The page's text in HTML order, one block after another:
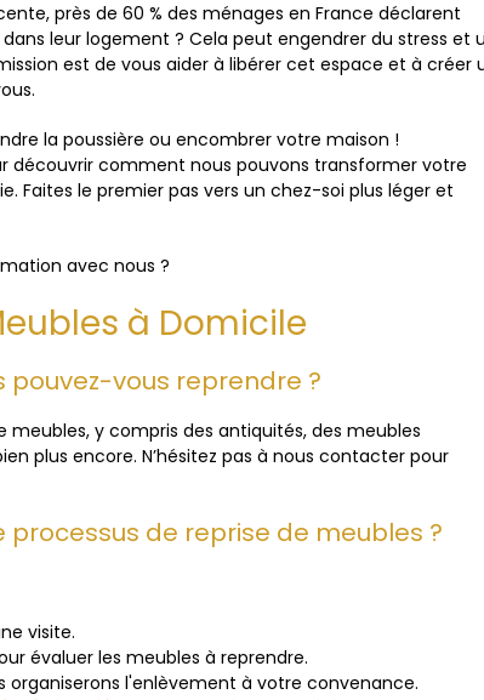
près de 60 % des ménages en France déclarent
leur logement ? Cela peut engendrer du stress et
est de vous aider à libérer cet espace et à créer
la poussière ou encombrer votre maison !
découvrir comment nous pouvons transformer votre
Faites le premier pas vers un chez-soi plus léger et
avec nous ?
à Domicile
pouvez-vous reprendre ?
meubles, y compris des antiquités, des meubles
plus encore. N’hésitez pas à nous contacter pour
de reprise de meubles ?
visite.
évaluer les meubles à reprendre.
organiserons l'enlèvement à votre convenance.